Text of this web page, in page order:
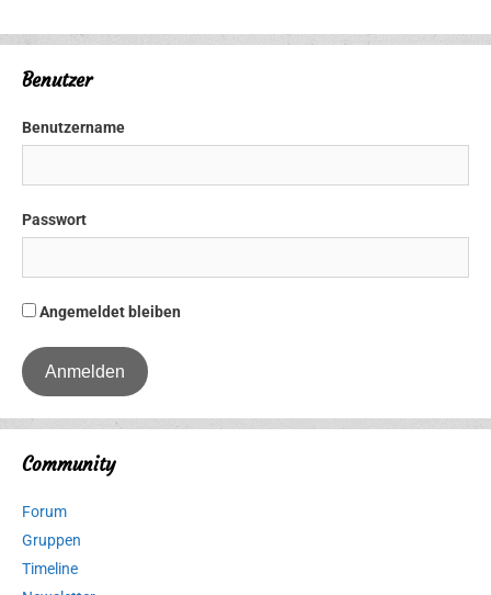
Benutzer
Benutzername
Passwort
Angemeldet bleiben
Community
Forum
Gruppen
Timeline